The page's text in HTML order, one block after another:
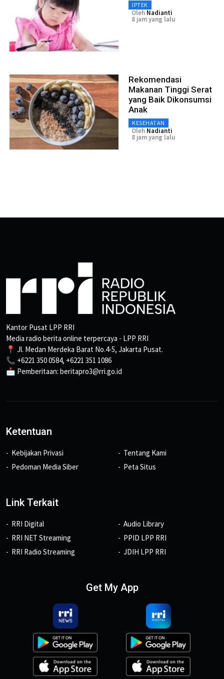
IPTEK
Oleh Nadianti
8 jam yang lalu
Rekomendasi
Makanan Tinggi Serat
yang Baik Dikonsumsi
Anak
KESEHATAN
Oleh Nadianti
8 jam yang lalu
Kantor Pusat LPP RRI
Media radio berita online terpercaya - LPP RRI
📍 Jl. Medan Merdeka Barat No.4-5, Jakarta Pusat.
📞 +6221 350 0584, +6221 351 1086
📩 Pemberitaan: beritapro3@rri.go.id
Ketentuan
Kebijakan Privasi
Pedoman Media Siber
Tentang Kami
Peta Situs
Link Terkait
RRI Digital
RRI NET Streaming
RRI Radio Streaming
Audio Library
PPID LPP RRI
JDIH LPP RRI
Get My App